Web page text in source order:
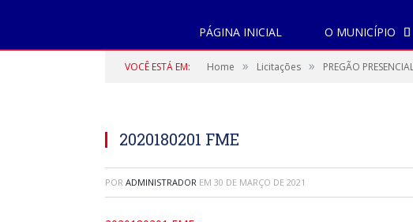
PÁGINA INICIAL O MUNICÍPIO
VOCÊ ESTÁ EM: Home » Licitações » PREGÃO
2020180201 FME
POR ADMINISTRADOR EM 30 DE MARÇO DE 2021